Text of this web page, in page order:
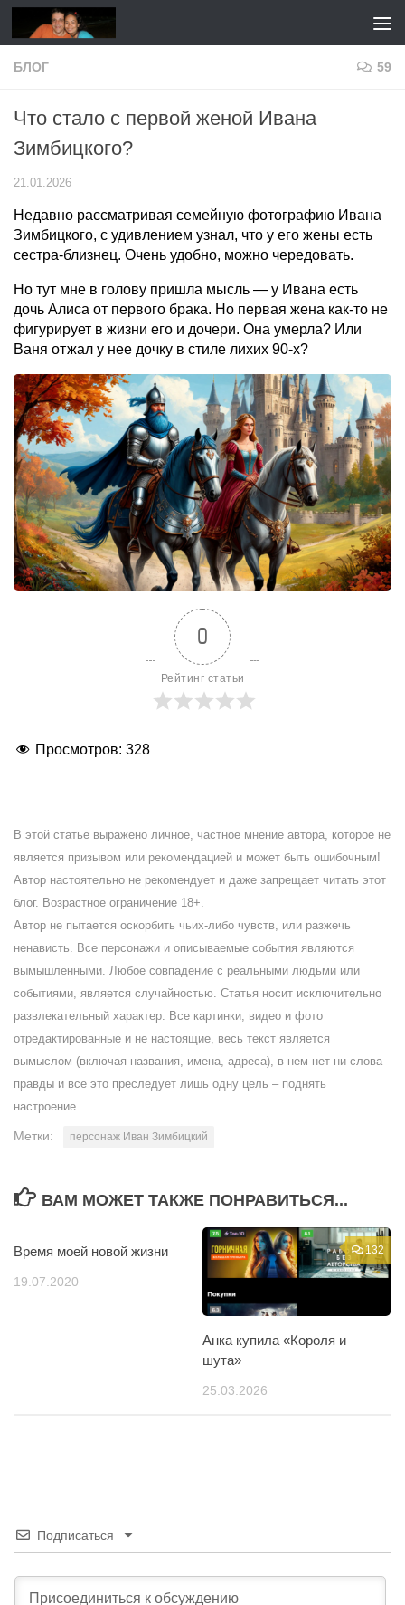
Перейти к содержимому
БЛОГ 59
Что стало с первой женой Ивана
Зимбицкого?
21.01.2026
Недавно рассматривая семейную фотографию Ивана
Зимбицкого, с удивлением узнал, что у его жены есть
сестра-близнец. Очень удобно, можно чередовать.
Но тут мне в голову пришла мысль — у Ивана есть
дочь Алиса от первого брака. Но первая жена как-то не
фигурирует в жизни его и дочери. Она умерла? Или
Ваня отжал у нее дочку в стиле лихих 90-х?
0
Рейтинг статьи
Просмотров: 328
В этой статье выражено личное, частное мнение автора, которое не
является призывом или рекомендацией и может быть ошибочным!
Автор настоятельно не рекомендует и даже запрещает читать этот
блог. Возрастное ограничение 18+.
Автор не пытается оскорбить чьих-либо чувств, или разжечь
ненависть. Все персонажи и описываемые события являются
вымышленными. Любое совпадение с реальными людьми или
событиями, является случайностью. Статья носит исключительно
развлекательный характер. Все картинки, видео и фото
отредактированные и не настоящие, весь текст является
вымыслом (включая названия, имена, адреса), в нем нет ни слова
правды и все это преследует лишь одну цель – поднять
настроение.
Метки: персонаж Иван Зимбицкий
ВАМ МОЖЕТ ТАКЖЕ ПОНРАВИТЬСЯ...
Время моей новой жизни
19.07.2020
132
Анка купила «Короля и
шута»
25.03.2026
Подписаться